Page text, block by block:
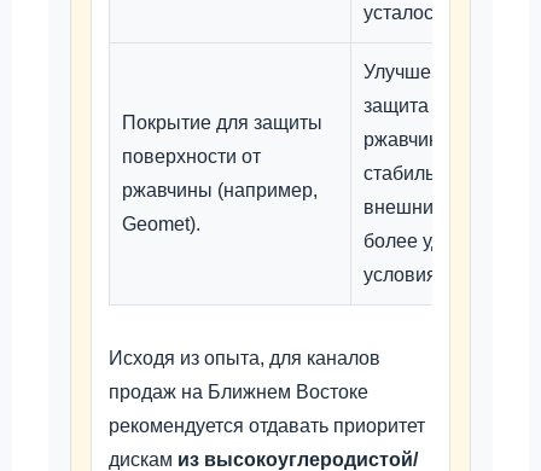
усталости.
Покрытие для защиты
поверхности от
ржавчины (например,
Geomet).
Улучшенная
защита от
ржавчины и
стабильный
внешний вид,
более удобные
условия хранения.
Исходя из опыта, для каналов
продаж на Ближнем Востоке
рекомендуется отдавать приоритет
дискам из высокоуглеродистой/